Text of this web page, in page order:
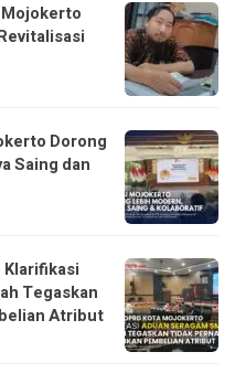
Dorong
Saing dan
Klarifikasi
Tegaskan
Atribut